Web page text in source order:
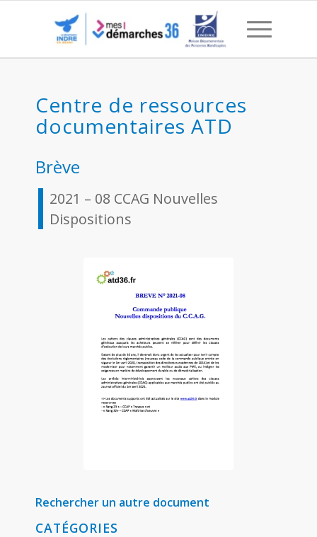
2021 – 08 CCAG
Centre de ressources
documentaires ATD
Brève
2021 – 08 CCAG Nouvelles
Dispositions
Rechercher un autre document
CATÉGORIES